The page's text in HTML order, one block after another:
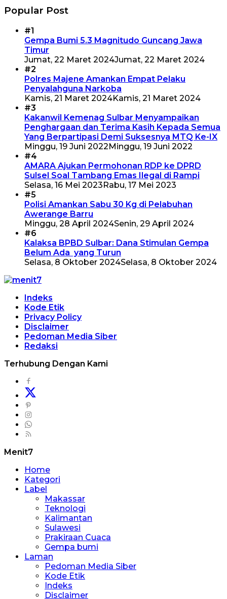
Popular Post
#1
Gempa Bumi 5.3 Magnitudo Guncang Jawa
Timur
Jumat, 22 Maret 2024Jumat, 22 Maret 2024
#2
Polres Majene Amankan Empat Pelaku
Penyalahguna Narkoba
Kamis, 21 Maret 2024Kamis, 21 Maret 2024
#3
Kakanwil Kemenag Sulbar Menyampaikan
Penghargaan dan Terima Kasih Kepada Semua
Yang Berpartipasi Demi Suksesnya MTQ Ke-IX
Minggu, 19 Juni 2022Minggu, 19 Juni 2022
#4
AMARA Ajukan Permohonan RDP ke DPRD
Sulsel Soal Tambang Emas Ilegal di Rampi
Selasa, 16 Mei 2023Rabu, 17 Mei 2023
#5
Polisi Amankan Sabu 30 Kg di Pelabuhan
Awerange Barru
Minggu, 28 April 2024Senin, 29 April 2024
#6
Kalaksa BPBD Sulbar: Dana Stimulan Gempa
Belum Ada yang Turun
Selasa, 8 Oktober 2024Selasa, 8 Oktober 2024
Indeks
Kode Etik
Privacy Policy
Disclaimer
Pedoman Media Siber
Redaksi
Terhubung Dengan Kami
Menit7
Home
Kategori
Label
Makassar
Teknologi
Kalimantan
Sulawesi
Prakiraan Cuaca
Gempa bumi
Laman
Pedoman Media Siber
Kode Etik
Indeks
Disclaimer